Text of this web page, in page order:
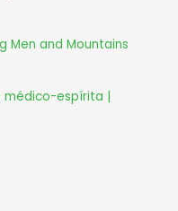
Men and Mountains
médico-espírita |